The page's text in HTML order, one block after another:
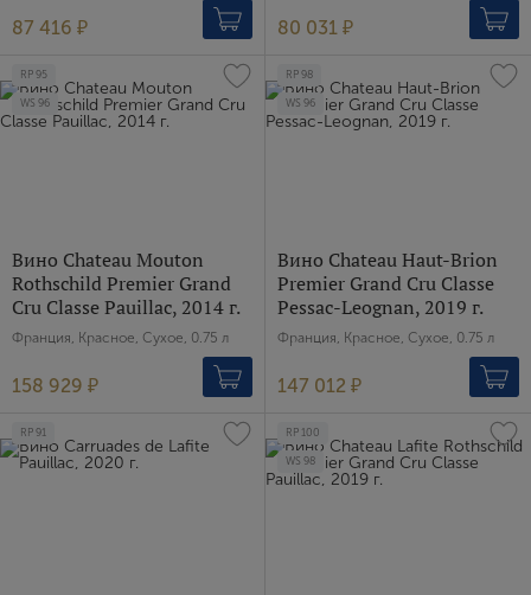
87 416 ₽ 80 031 ₽
RP 95
WS 96
Вино Chateau Mouton
Rothschild Premier Grand
Cru Classe Pauillac, 2014 г.
Франция, Красное, Сухое, 0.75 л
158 929 ₽
RP 98
WS 96
Вино Chateau Haut-Brion
Premier Grand Cru Classe
Pessac-Leognan, 2019 г.
Франция, Красное, Сухое, 0.75 л
147 012 ₽
RP 91 RP 100
WS 98